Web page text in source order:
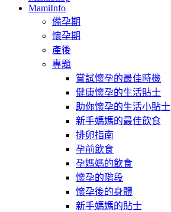
MamiInfo
備孕期
懷孕期
產後
專題
嘗試懷孕的最佳時機
健康懷孕的生活貼士
助你懷孕的生活小貼士
新手媽媽的最佳飲食
排卵指南
孕前飲食
孕媽媽的飲食
懷孕的階段
懷孕後的身體
新手媽媽的貼士